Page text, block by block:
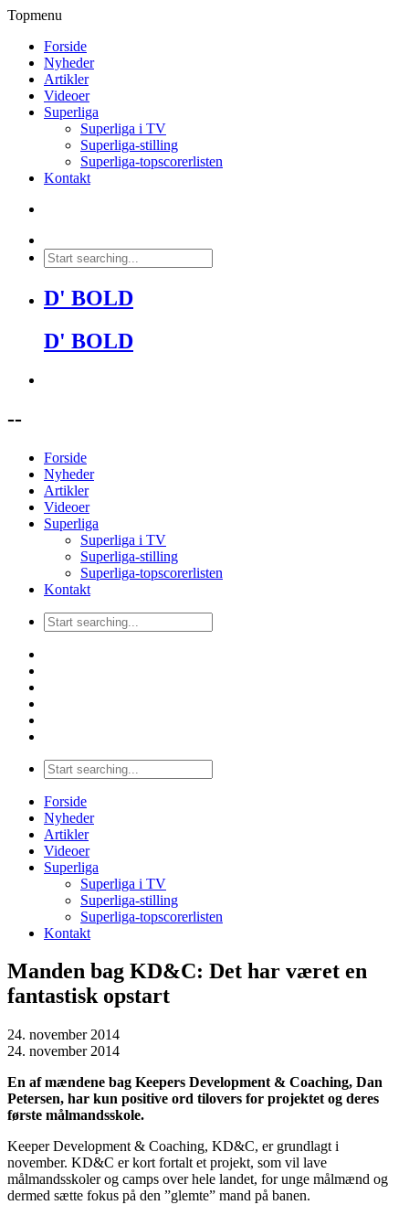
Topmenu
Forside
Nyheder
Artikler
Videoer
Superliga
Superliga i TV
Superliga-stilling
Superliga-topscorerlisten
Kontakt
D' BOLD
D' BOLD
--
Forside
Nyheder
Artikler
Videoer
Superliga
Superliga i TV
Superliga-stilling
Superliga-topscorerlisten
Kontakt
Forside
Nyheder
Artikler
Videoer
Superliga
Superliga i TV
Superliga-stilling
Superliga-topscorerlisten
Kontakt
Manden bag KD&C: Det har været en
fantastisk opstart
24. november 2014
24. november 2014
En af mændene bag Keepers Development & Coaching, Dan
Petersen, har kun positive ord tilovers for projektet og deres
første målmandsskole.
Keeper Development & Coaching, KD&C, er grundlagt i
november. KD&C er kort fortalt et projekt, som vil lave
målmandsskoler og camps over hele landet, for unge målmænd og
dermed sætte fokus på den ”glemte” mand på banen.